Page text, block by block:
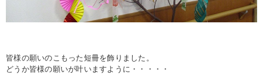
皆様の願いのこもった短冊を飾りました。
どうか皆様の願いが叶いますように・・・・・